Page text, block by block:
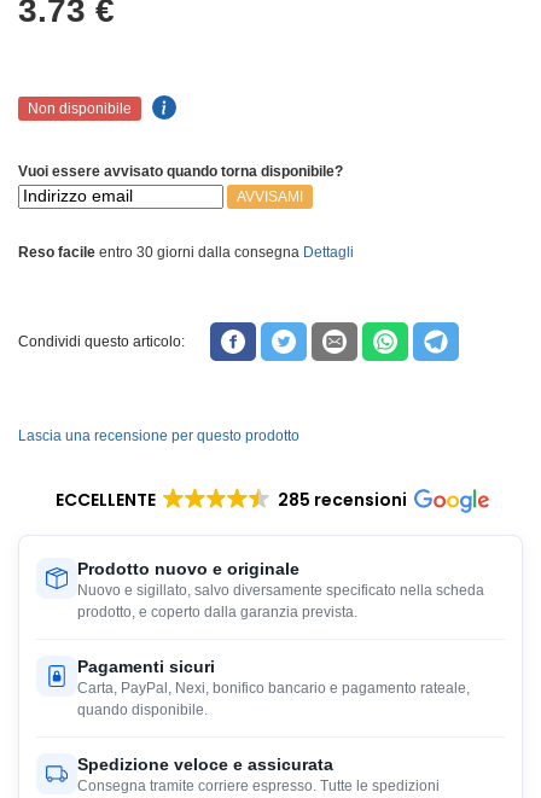
3.73 €
Non disponibile
Vuoi essere avvisato quando torna disponibile?
AVVISAMI
Reso facile entro 30 giorni dalla consegna Dettagli
Condividi questo articolo:
Lascia una recensione per questo prodotto
ECCELLENTE 285 recensioni
Prodotto nuovo e originale
Nuovo e sigillato, salvo diversamente specificato nella scheda
prodotto, e coperto dalla garanzia prevista.
Pagamenti sicuri
Carta, PayPal, Nexi, bonifico bancario e pagamento rateale,
quando disponibile.
Spedizione veloce e assicurata
Consegna tramite corriere espresso. Tutte le spedizioni